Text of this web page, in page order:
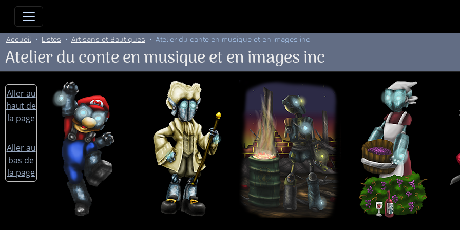
Allez directement au contenu
Accueil Listes Artisans et Boutiques Atelier du conte en musique et en images inc
Atelier du conte en musique et en images inc
Aller au
haut de
la page
Aller au
bas de
la page